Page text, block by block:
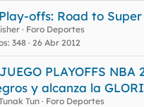
offs: Road to
Foro Deportes
348 26 Abr 2012
PLAYOFFS NBA
y alcanza la
Tun
Foro Deportes